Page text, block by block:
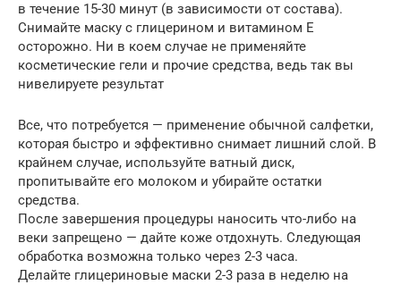
в течение 15-30 минут (в зависимости от состава).
Снимайте маску с глицерином и витамином Е
осторожно. Ни в коем случае не применяйте
косметические гели и прочие средства, ведь так вы
нивелируете результат
Все, что потребуется — применение обычной салфетки,
которая быстро и эффективно снимает лишний слой. В
крайнем случае, используйте ватный диск,
пропитывайте его молоком и убирайте остатки
средства.
После завершения процедуры наносить что-либо на
веки запрещено — дайте коже отдохнуть. Следующая
обработка возможна только через 2-3 часа.
Делайте глицериновые маски 2-3 раза в неделю на